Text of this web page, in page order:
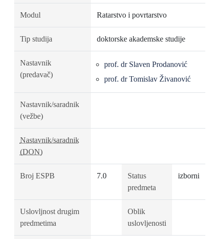
Modul Ratarstvo i povrtarstvo
Tip studija doktorske akademske studije
Nastavnik
(predavač)
prof. dr Slaven Prodanović
prof. dr Tomislav Živanović
Nastavnik/saradnik
(vežbe)
Nastavnik/saradnik
(DON)
Broj ESPB 7.0
Status
predmeta
izborni
Uslovljnost drugim
predmetima
Oblik
uslovljenosti